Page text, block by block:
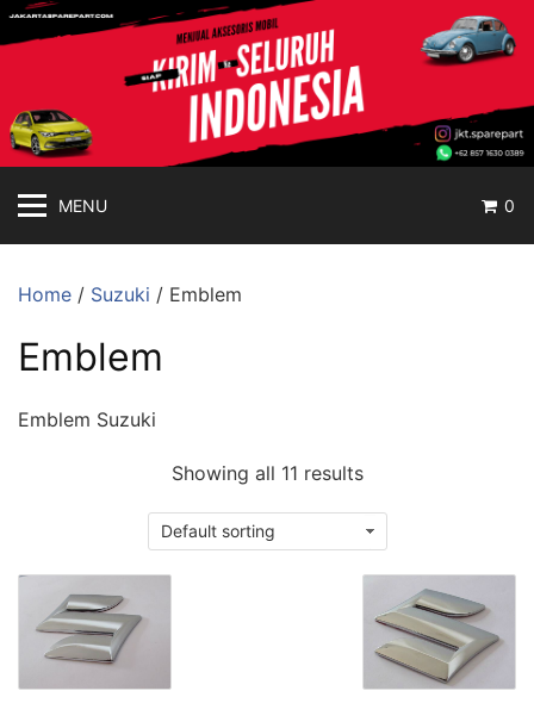
Langsung
ke
jakartasparepart
Online
MENU 0
Home / Suzuki / Emblem
Emblem
Emblem Suzuki
Showing all 11 results